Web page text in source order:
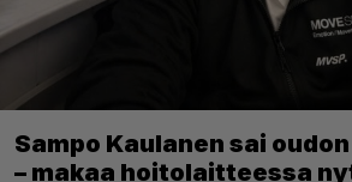
Sampo Kaulanen sai
– makaa hoitolaitteessa